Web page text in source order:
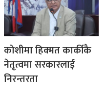
कोशीमा हिक्मत कार्कीकै
नेतृत्वमा सरकारलाई
निरन्तरता